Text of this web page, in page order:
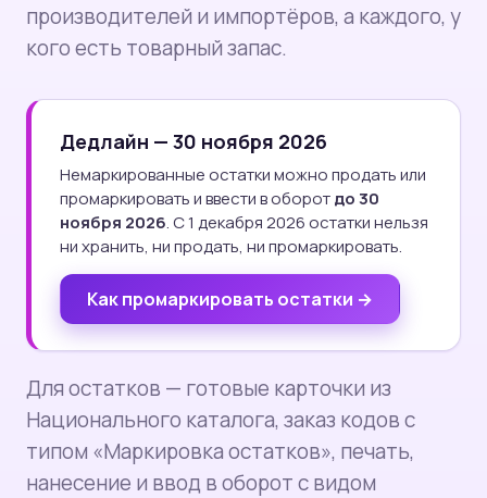
производителей и импортёров, а каждого, у
кого есть товарный запас.
Дедлайн — 30 ноября 2026
Немаркированные остатки можно продать или
промаркировать и ввести в оборотдо 30
ноября 2026. С 1 декабря 2026 остатки нельзя
ни хранить, ни продать, ни промаркировать.
Как промаркировать остатки →
Для остатков — готовые карточки из
Национального каталога, заказ кодов с
типом «Маркировка остатков», печать,
нанесение и ввод в оборот с видом